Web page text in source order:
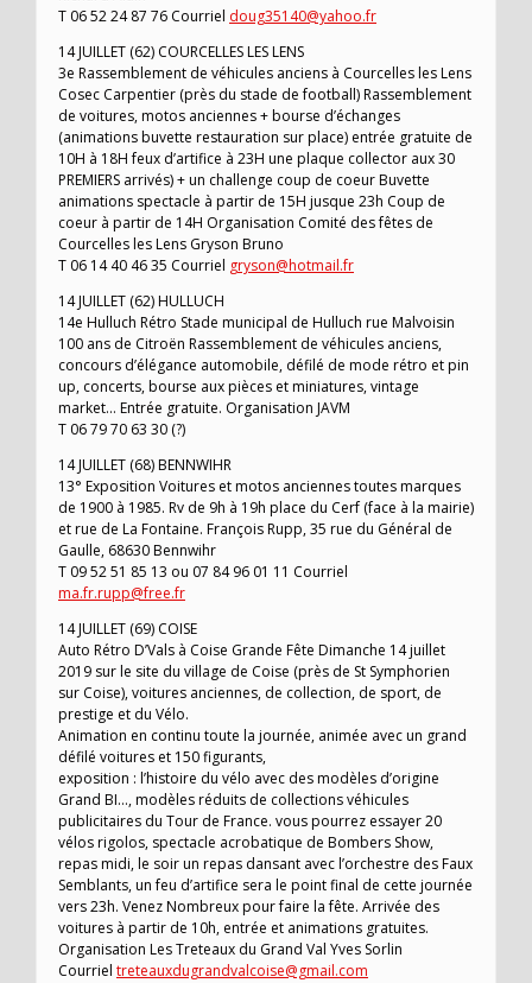
T 06 52 24 87 76 Courriel doug35140@yahoo.fr
14 JUILLET (62) COURCELLES LES LENS
3e Rassemblement de véhicules anciens à Courcelles les Lens
Cosec Carpentier (près du stade de football) Rassemblement
de voitures, motos anciennes + bourse d’échanges
(animations buvette restauration sur place) entrée gratuite de
10H à 18H feux d’artifice à 23H une plaque collector aux 30
PREMIERS arrivés) + un challenge coup de coeur Buvette
animations spectacle à partir de 15H jusque 23h Coup de
coeur à partir de 14H Organisation Comité des fêtes de
Courcelles les Lens Gryson Bruno
T 06 14 40 46 35 Courriel gryson@hotmail.fr
14 JUILLET (62) HULLUCH
14e Hulluch Rétro Stade municipal de Hulluch rue Malvoisin
100 ans de Citroën Rassemblement de véhicules anciens,
concours d’élégance automobile, défilé de mode rétro et pin
up, concerts, bourse aux pièces et miniatures, vintage
market… Entrée gratuite. Organisation JAVM
T 06 79 70 63 30 (?)
14 JUILLET (68) BENNWIHR
13° Exposition Voitures et motos anciennes toutes marques
de 1900 à 1985. Rv de 9h à 19h place du Cerf (face à la mairie)
et rue de La Fontaine. François Rupp, 35 rue du Général de
Gaulle, 68630 Bennwihr
T 09 52 51 85 13 ou 07 84 96 01 11 Courriel
ma.fr.rupp@free.fr
14 JUILLET (69) COISE
Auto Rétro D’Vals à Coise Grande Fête Dimanche 14 juillet
2019 sur le site du village de Coise (près de St Symphorien
sur Coise), voitures anciennes, de collection, de sport, de
prestige et du Vélo.
Animation en continu toute la journée, animée avec un grand
défilé voitures et 150 figurants,
exposition : l’histoire du vélo avec des modèles d’origine
Grand BI…, modèles réduits de collections véhicules
publicitaires du Tour de France. vous pourrez essayer 20
vélos rigolos, spectacle acrobatique de Bombers Show,
repas midi, le soir un repas dansant avec l’orchestre des Faux
Semblants, un feu d’artifice sera le point final de cette journée
vers 23h. Venez Nombreux pour faire la fête. Arrivée des
voitures à partir de 10h, entrée et animations gratuites.
Organisation Les Treteaux du Grand Val Yves Sorlin
Courriel treteauxdugrandvalcoise@gmail.com